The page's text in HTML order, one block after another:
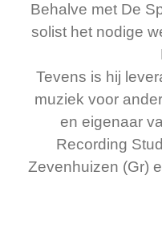
Behalve met De
solist het nodige
Tevens is hij
muziek voor
en eigenaar
Recording
Zevenhuizen (Gr)